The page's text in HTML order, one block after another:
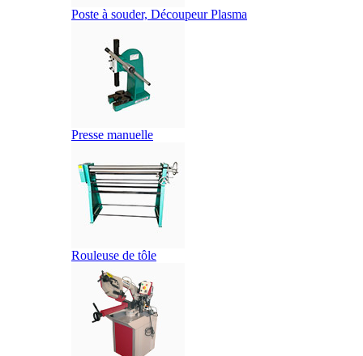
Poste à souder, Découpeur Plasma
Presse manuelle
Rouleuse de tôle